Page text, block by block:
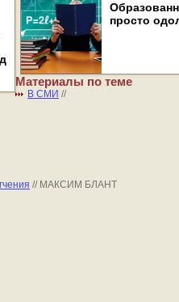
просто
Материалы по теме
В СМИ //
// МАКСИМ БЛАНТ